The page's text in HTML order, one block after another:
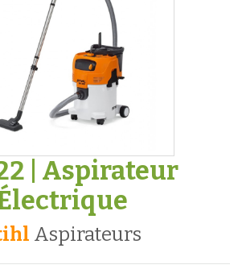
| Aspirateur
aspirateurs